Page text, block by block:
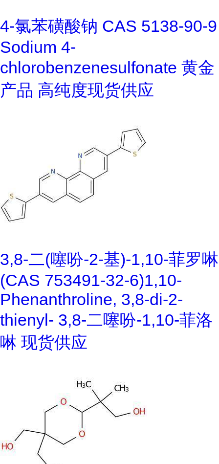
4-氯苯磺酸钠 CAS 5138-90-9
Sodium 4-
chlorobenzenesulfonate 黄金
产品 高纯度现货供应
3,8-二(噻吩-2-基)-1,10-菲罗啉
(CAS 753491-32-6)1,10-
Phenanthroline, 3,8-di-2-
thienyl- 3,8-二噻吩-1,10-菲洛
啉 现货供应